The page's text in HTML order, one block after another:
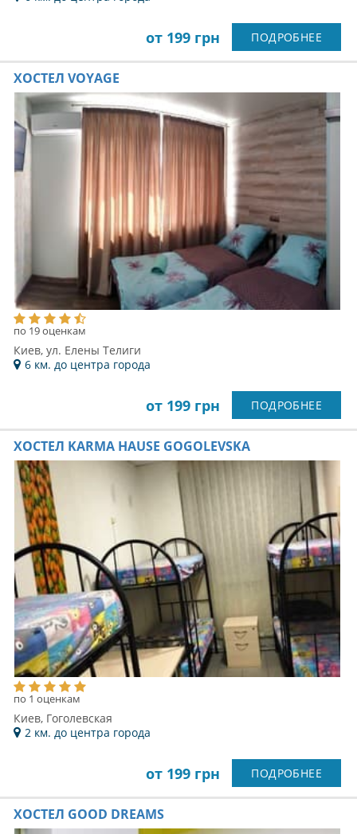
от 199 грн ПОДРОБНЕЕ
ХОСТЕЛ VOYAGE
по 19 оценкам
Киев, ул. Елены Телиги
6 км. до центра города
от 199 грн ПОДРОБНЕЕ
ХОСТЕЛ KARMA HAUSЕ GOGOLEVSKA
по 1 оценкам
Киев, Гоголевская
2 км. до центра города
от 199 грн ПОДРОБНЕЕ
ХОСТЕЛ GOOD DREAMS